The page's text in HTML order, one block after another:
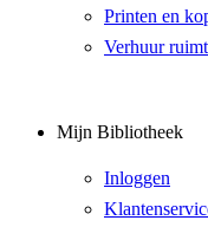
Printen en
Verhuur
Mijn Bibliotheek
Inloggen